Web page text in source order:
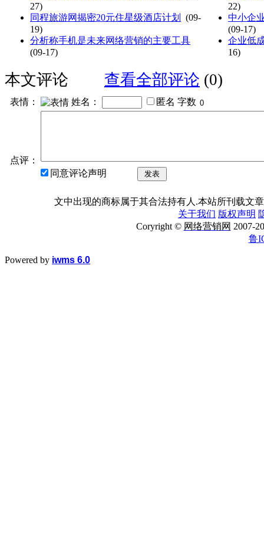
27)
同程旅游网揭密20元住星级酒店计划
(09-
19)
分析称手机是未来网络营销的主要工具
(09-17)
22)
中小企
(09-17)
企业低
16)
本文评论 查看全部评论 (0)
表情： 姓名： 匿名 字数
点评：
同意评论声明
发表
文中出现的商标属于其合法持有人.本站所刊载文
关于我们 版权声明
Coryright © 网络营销网 2007-
鲁
Powered by iwms 6.0